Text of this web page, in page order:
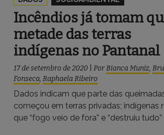
Incêndios já tomam
metade das terras
indígenas no Pantanal
17 de setembro de 2020 PorBianca Muniz,
Fonseca, Raphaela Ribeiro
Dados indicam que parte das
começou em terras privadas; indígenas
que “fogo veio de fora” e “destruiu tudo”